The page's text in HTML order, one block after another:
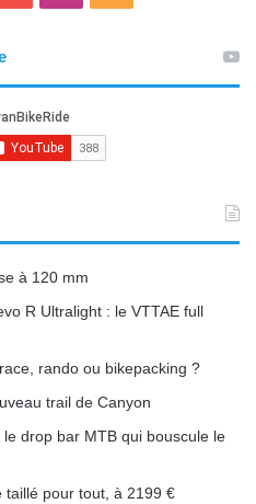
T
u
e
a
r
à 120 mm
R Ultralight : le VTTAE full
rando ou bikepacking ?
trail de Canyon
drop bar MTB qui bouscule le
taillé pour tout, à 2199 €